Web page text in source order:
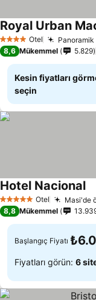
4 Yıldız Otel Panoramik
Royal Urban
8,6 Mükemmel 5.829
Kesin fiyatları
seçin
5 Yıldız Otel Masi'de
Hotel Nacional
8,8 Mükemmel
Başlangıç Fiyatı
Fiyatları görün: 6